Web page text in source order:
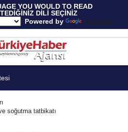
YOU WOULD TO READ
DİLİ SEÇİNİZ
Powered by
Translate
soğutma tatbikatı